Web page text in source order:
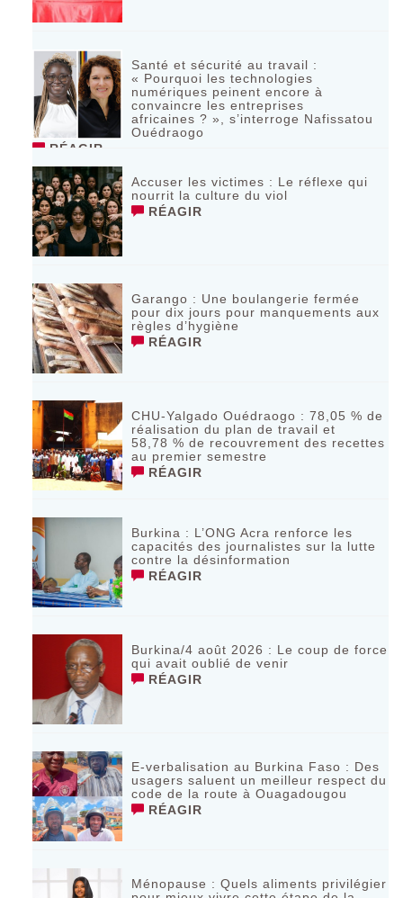
Santé et sécurité au travail :
« Pourquoi les technologies
numériques peinent encore à
convaincre les entreprises
africaines ? », s’interroge Nafissatou
Ouédraogo
RÉAGIR
Accuser les victimes : Le réflexe qui
nourrit la culture du viol
RÉAGIR
Garango : Une boulangerie fermée
pour dix jours pour manquements aux
règles d’hygiène
RÉAGIR
CHU-Yalgado Ouédraogo : 78,05 % de
réalisation du plan de travail et
58,78 % de recouvrement des recettes
au premier semestre
RÉAGIR
Burkina : L’ONG Acra renforce les
capacités des journalistes sur la lutte
contre la désinformation
RÉAGIR
Burkina/4 août 2026 : Le coup de force
qui avait oublié de venir
RÉAGIR
E-verbalisation au Burkina Faso : Des
usagers saluent un meilleur respect du
code de la route à Ouagadougou
RÉAGIR
Ménopause : Quels aliments privilégier